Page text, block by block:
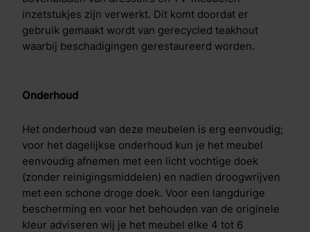
inzetstukjes zijn verwerkt. Dit komt doordat er
gebruik gemaakt wordt van gerecycled teakhout
waarbij beschadigingen gerestaureerd worden.
Onderhoud
Het onderhoud van deze meubelen is erg eenvoudig;
voor het dagelijkse onderhoud kun je het meubel
eenvoudig afnemen met een licht vochtige doek
(zonder reinigingsmiddelen) en nadien droogwrijven
met een schone droge doek. Voor een langdurige
bescherming en voor het behouden van de originele
kleur adviseren wij je het meubel elke 4 tot 6